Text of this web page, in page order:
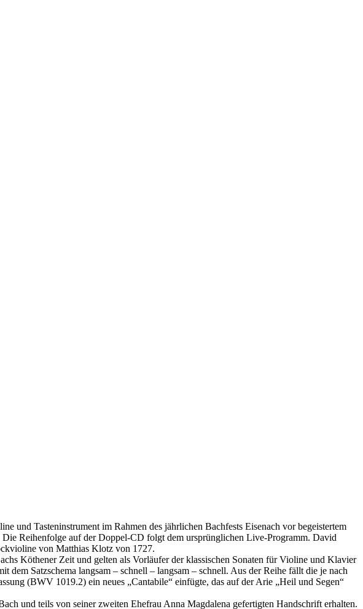
und Tasteninstrument im Rahmen des jährlichen Bachfests Eisenach vor begeistertem
Reihenfolge auf der Doppel-CD folgt dem ursprünglichen Live-Programm. David
von Matthias Klotz von 1727.
Köthener Zeit und gelten als Vorläufer der klassischen Sonaten für Violine und Klavier
Satzschema langsam – schnell – langsam – schnell. Aus der Reihe fällt die je nach
(BWV 1019.2) ein neues „Cantabile“ einfügte, das auf der Arie „Heil und Segen“
und teils von seiner zweiten Ehefrau Anna Magdalena gefertigten Handschrift erhalten.